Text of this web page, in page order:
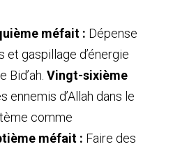
méfait : Dépense
gaspillage d’énergie
Vingt-sixième
ennemis d’Allah dans le
comme
méfait : Faire des